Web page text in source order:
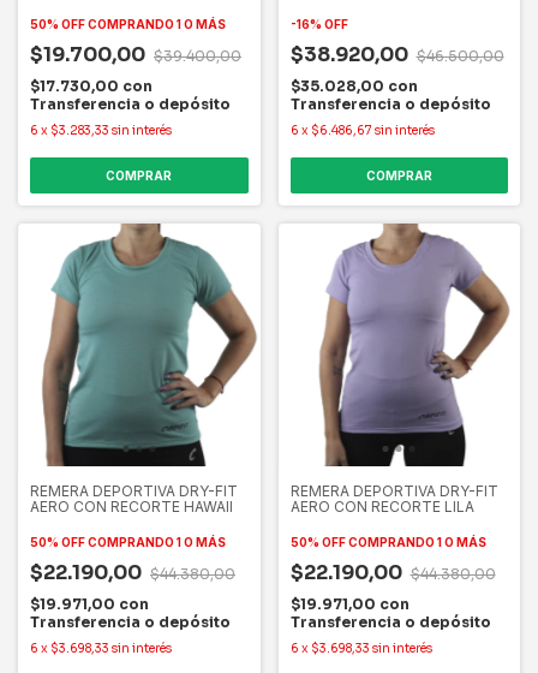
50% OFFCOMPRANDO 1 O MÁS
$19.700,00 $39.400,00
$17.730,00 con
Transferencia o depósito
6 x $3.283,33 sin interés
COMPRAR
-16% OFF
$38.920,00 $46.500,00
$35.028,00 con
Transferencia o depósito
6 x $6.486,67 sin interés
COMPRAR
REMERA DEPORTIVA DRY-FIT
AERO CON RECORTE HAWAII
50% OFFCOMPRANDO 1 O MÁS
$22.190,00 $44.380,00
$19.971,00 con
Transferencia o depósito
6 x $3.698,33 sin interés
REMERA DEPORTIVA DRY-FIT
AERO CON RECORTE LILA
50% OFF COMPRANDO 1 O MÁS
$22.190,00 $44.380,00
$19.971,00 con
Transferencia o depósito
6 x $3.698,33 sin interés